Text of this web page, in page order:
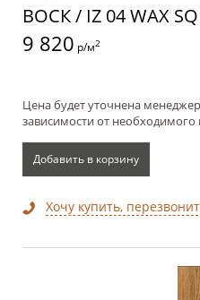
ВОСК / IZ 04 WAX SQ
9 820 р/м2
Цена будет уточнена
зависимости от необходимого
Добавить в корзину
Хочу купить,